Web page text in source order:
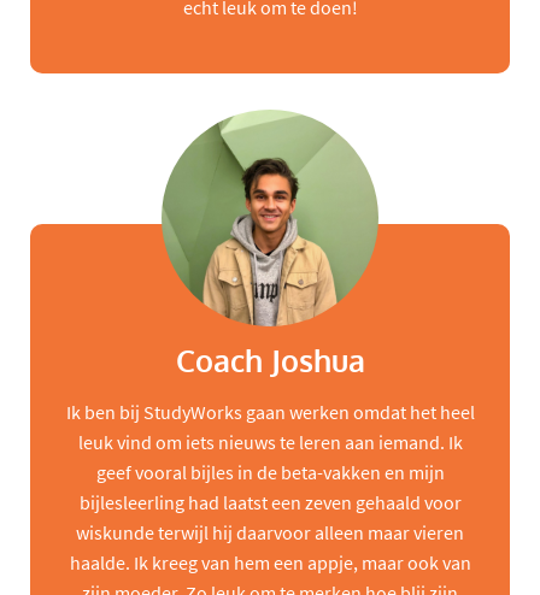
echt leuk om te doen!
Coach Joshua
Ik ben bij StudyWorks gaan werken omdat het heel
leuk vind om iets nieuws te leren aan iemand. Ik
geef vooral bijles in de beta-vakken en mijn
bijlesleerling had laatst een zeven gehaald voor
wiskunde terwijl hij daarvoor alleen maar vieren
haalde. Ik kreeg van hem een appje, maar ook van